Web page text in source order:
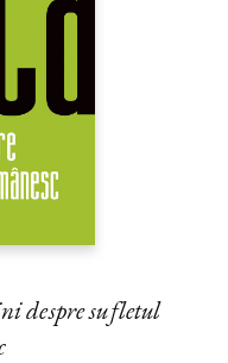
despre sufletul